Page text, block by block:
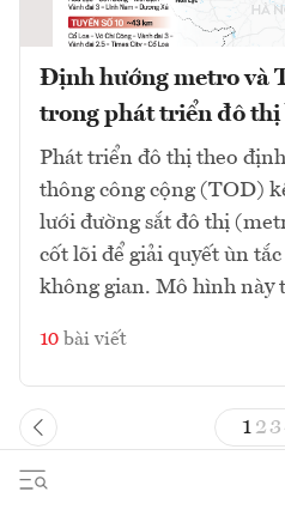
Định hướng metro và
trong phát triển đô thị
Phát triển đô thị theo
thông công cộng (TOD)
lưới đường sắt đô thị
cốt lõi để giải quyết ùn
không gian. Mô hình này
10 bài viết
1 23